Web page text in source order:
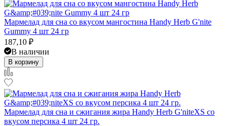
Мармелад для сна со вкусом мангостина Handy Herb G'nite
Gummy 4 шт 24 гр
187,10 ₽
В наличии
В корзину
Мармелад для сна и сжигания жира Handy Herb G'niteXS со
вкусом персика 4 шт 24 гр.